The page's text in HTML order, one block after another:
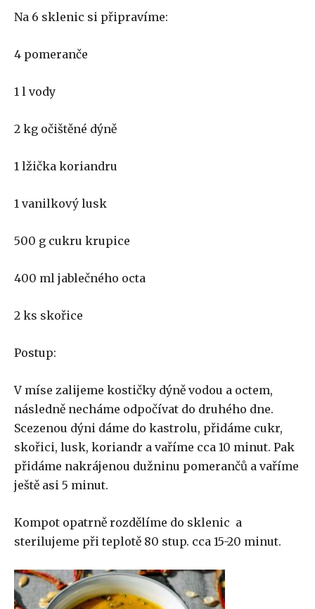
Na 6 sklenic si připravíme:
4 pomeranče
1 l vody
2 kg očištěné dýně
1 lžička koriandru
1 vanilkový lusk
500 g cukru krupice
400 ml jablečného octa
2 ks skořice
Postup:
V míse zalijeme kostičky dýně vodou a octem,
následně necháme odpočívat do druhého dne.
Scezenou dýni dáme do kastrolu, přidáme cukr,
skořici, lusk, koriandr a vaříme cca 10 minut. Pak
přidáme nakrájenou dužninu pomerančů a vaříme
ještě asi 5 minut.
Kompot opatrně rozdělíme do sklenic a
sterilujeme při teplotě 80 stup. cca 15-20 minut.